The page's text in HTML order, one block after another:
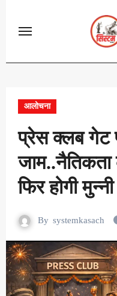
आलोचना
प्रेस क्लब गेट
जाम..नैतिकता
फिर होगी
By systemkasach